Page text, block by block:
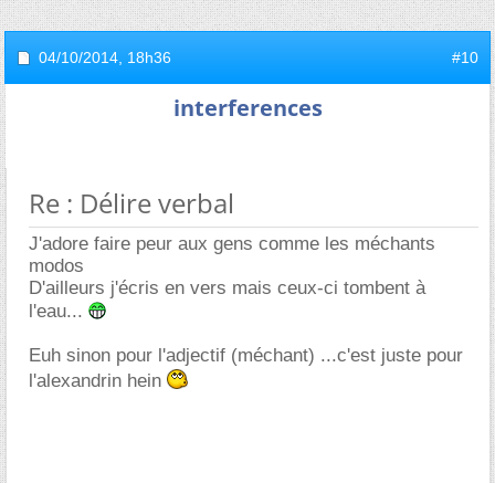
04/10/2014, 18h36 #10
interferences
Re : Délire verbal
J'adore faire peur aux gens comme les méchants
modos
D'ailleurs j'écris en vers mais ceux-ci tombent à
l'eau...
Euh sinon pour l'adjectif (méchant) ...c'est juste pour
l'alexandrin hein